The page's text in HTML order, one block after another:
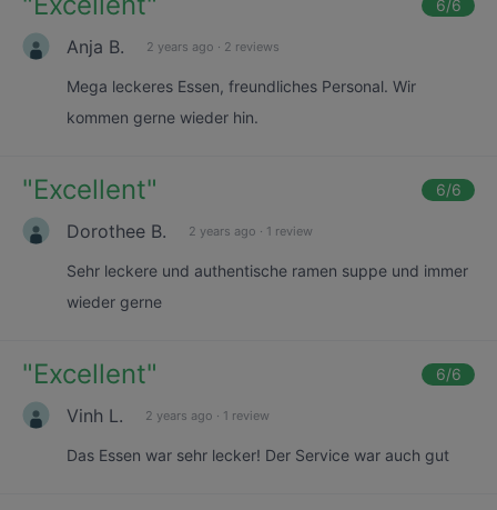
6/6
Anja B. 2 years ago · 2 reviews
Mega leckeres Essen, freundliches Personal. Wir
kommen gerne wieder hin.
"Excellent" 6/6
Dorothee B. 2 years ago · 1 review
Sehr leckere und authentische ramen suppe und immer
wieder gerne
"Excellent" 6/6
Vinh L. 2 years ago · 1 review
Das Essen war sehr lecker! Der Service war auch gut